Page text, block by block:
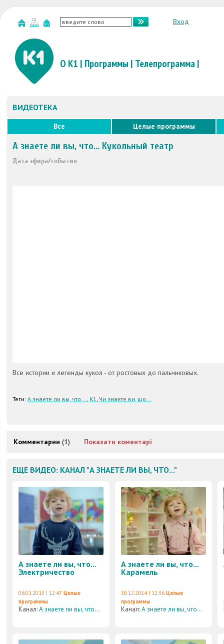
Вход
О К1 | Программы | Телепрограмма|
ВИДЕОТЕКА
Все Целые программы
А знаете ли вы, что... Кукольный театр
Дата эфира/события
Все истории и легенды кукол - от ростовых до пальчиковых.
Теги: А знаете ли вы, что..., К1, Чи знаєте ви, що...
Комментарии (1) Показати коментарі
ЕЩЕ ВИДЕО: КАНАЛ "А ЗНАЕТЕ ЛИ ВЫ, ЧТО..."
А знаете ли вы, что...
Электричество
06.01.2015 | 12:47 Целые
программы
Канал:А знаете ли вы, что...
А знаете ли вы, что...
Карамель
30.12.2014 | 12:36 Целые
программы
Канал:А знаете ли вы, что...